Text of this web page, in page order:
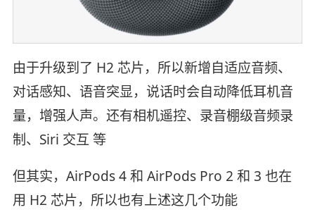
由于升级到了 H2 芯片，所以新增自适应音频、
对话感知、语音突显，说话时会自动降低耳机音
量，增强人声。还有相机遥控、录音棚级音频录
制、Siri 交互 等
但其实，AirPods 4 和 AirPods Pro 2 和 3 也在
用 H2 芯片，所以也有上述这几个功能